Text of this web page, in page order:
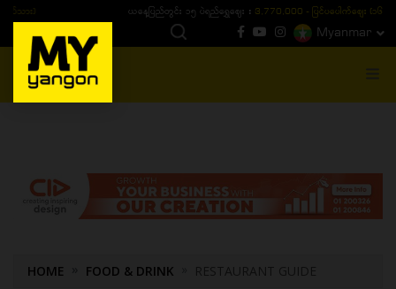
ယနေ့ပြည်တွင်း ၁၅ ပဲရည်ရွှေဈေး :3,770,000 - ပြင်ပပေါက်စျေး (၁၆ ပဲရည် တစ်ကျပ်
Myanmar
MENU
HOME FOOD & DRINK RESTAURANT GUIDE